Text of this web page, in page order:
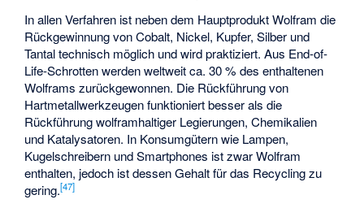
In allen Verfahren ist neben dem Hauptprodukt Wolfram die
Rückgewinnung von Cobalt, Nickel, Kupfer, Silber und
Tantal technisch möglich und wird praktiziert. Aus End-of-
Life-Schrotten werden weltweit ca. 30 % des enthaltenen
Wolframs zurückgewonnen. Die Rückführung von
Hartmetallwerkzeugen funktioniert besser als die
Rückführung wolframhaltiger Legierungen, Chemikalien
und Katalysatoren. In Konsumgütern wie Lampen,
Kugelschreibern und Smartphones ist zwar Wolfram
enthalten, jedoch ist dessen Gehalt für das Recycling zu
gering.[47]